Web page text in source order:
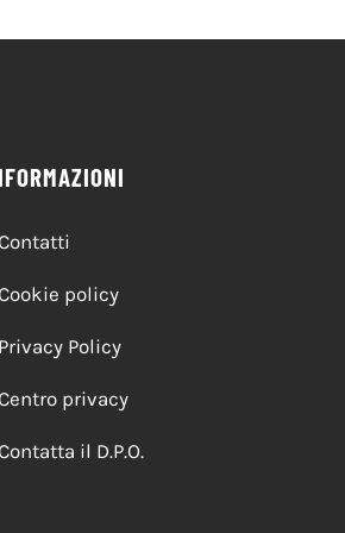
policy
Privacy Policy
privacy
il D.P.O.